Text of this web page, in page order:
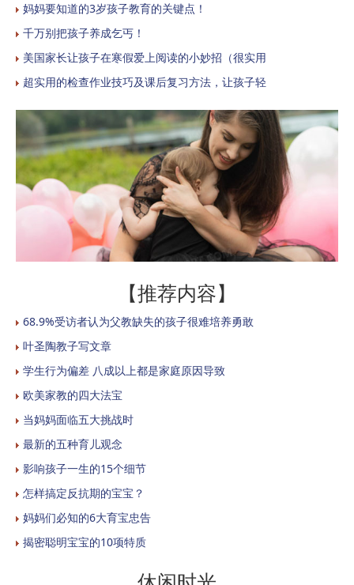
妈妈要知道的3岁孩子教育的关键点！
千万别把孩子养成乞丐！
美国家长让孩子在寒假爱上阅读的小妙招（很实用
超实用的检查作业技巧及课后复习方法，让孩子轻
【推荐内容】
68.9%受访者认为父教缺失的孩子很难培养勇敢
叶圣陶教子写文章
学生行为偏差 八成以上都是家庭原因导致
欧美家教的四大法宝
当妈妈面临五大挑战时
最新的五种育儿观念
影响孩子一生的15个细节
怎样搞定反抗期的宝宝？
妈妈们必知的6大育宝忠告
揭密聪明宝宝的10项特质